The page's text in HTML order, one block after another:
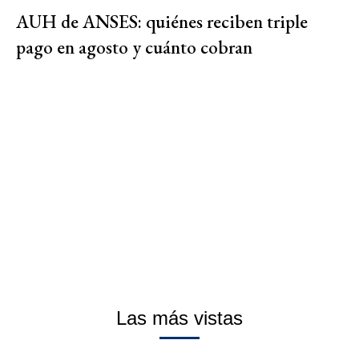
AUH de ANSES: quiénes reciben triple
pago en agosto y cuánto cobran
Las más vistas